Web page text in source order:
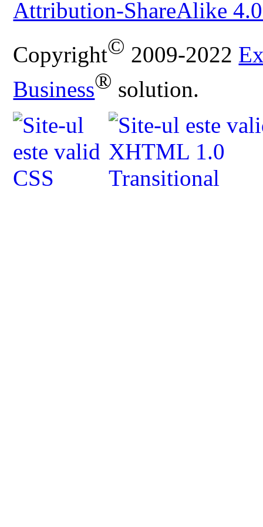
Attribution-ShareAlike
Copyright© 2009-2022
Business® solution.